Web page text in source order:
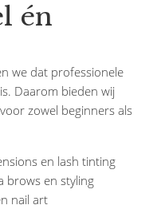
én
we dat professionele
Daarom bieden wij
zowel beginners als
en lash tinting
brows en styling
nail art